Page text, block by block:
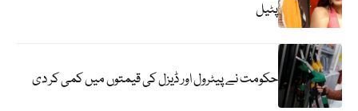
پٹیل
حکومت نے پیٹرول اور ڈیزل کی قیمتوں میں کمی کر دی